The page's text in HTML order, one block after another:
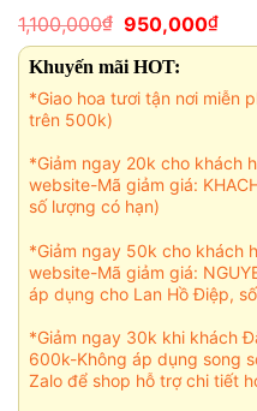
1,100,000₫ Giá
gốc
là:
1,100,000₫.
950,000₫Giá
hiện
Khuyến mãi HOT:
*Giao hoa tươi tận nơi miễn
trên 500k)
*Giảm ngay 20k cho khách
website-Mã giảm giá:
số lượng có hạn)
*Giảm ngay 50k cho khách
website-Mã giảm giá:
áp dụng cho Lan Hồ Điệp,
*Giảm ngay 30k khi khách
600k-Không áp dụng song
Zalo để shop hỗ trợ chi tiết